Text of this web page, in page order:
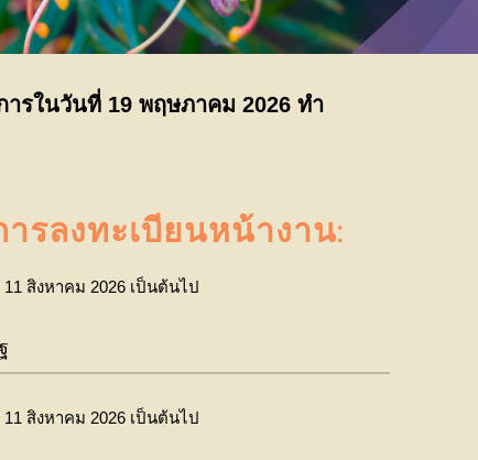
ารในวันที่ 19 พฤษภาคม 2026 ทำ
รลงทะเบียนหน้างาน:
สิงหาคม 2026 เป็นต้นไป
สิงหาคม 2026 เป็นต้นไป